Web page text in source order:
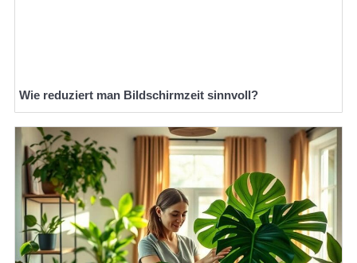
Wie reduziert man Bildschirmzeit sinnvoll?